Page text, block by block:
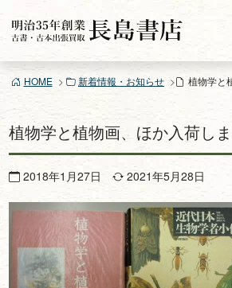
ン
ツ
ス
プ
HOME 新着情報・お知らせ 植物学と
植物学と植物画、ほか入荷し
2018年1月27日 2021年5月28日